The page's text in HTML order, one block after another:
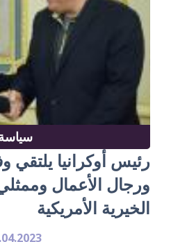
رئيس أوكرانيا يلتقي
ورجال الأعمال
الخيرية الأمريكية